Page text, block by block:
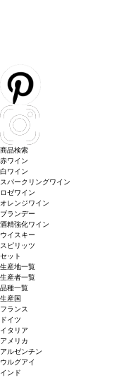
商品検索
赤ワイン
白ワイン
スパークリングワイン
ロゼワイン
オレンジワイン
ブランデー
酒精強化ワイン
ウイスキー
スピリッツ
セット
生産地一覧
生産者一覧
品種一覧
生産国
フランス
ドイツ
イタリア
アメリカ
アルゼンチン
ウルグアイ
インド